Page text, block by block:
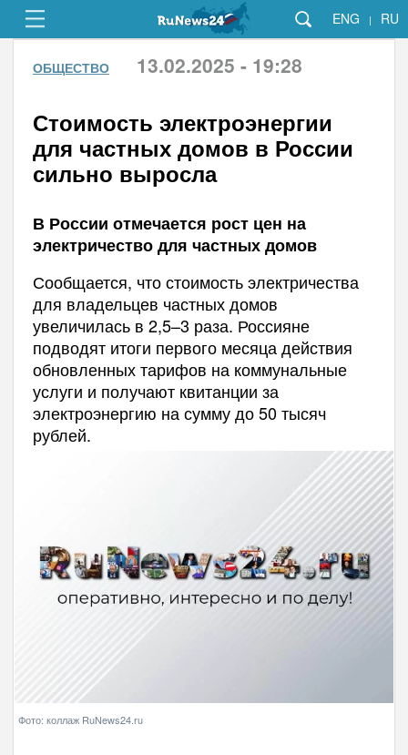
ENG | RU
ОБЩЕСТВО 13.02.2025 - 19:28
Стоимость электроэнергии
для частных домов в России
сильно выросла
В России отмечается рост цен на
электричество для частных домов
Сообщается, что стоимость электричества
для владельцев частных домов
увеличилась в 2,5–3 раза. Россияне
подводят итоги первого месяца действия
обновленных тарифов на коммунальные
услуги и получают квитанции за
электроэнергию на сумму до 50 тысяч
рублей.
Фото: коллаж RuNews24.ru